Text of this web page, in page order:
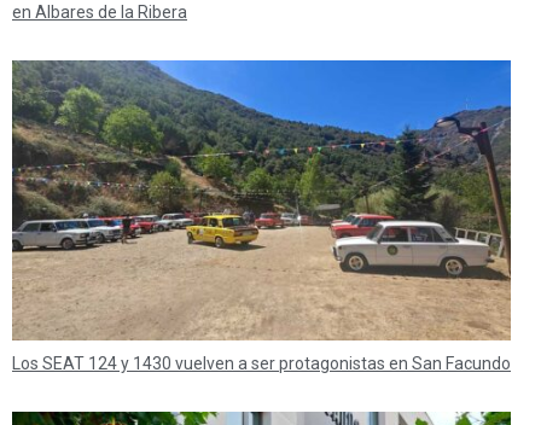
en Albares de la Ribera
Los SEAT 124 y 1430 vuelven a ser protagonistas en San Facundo